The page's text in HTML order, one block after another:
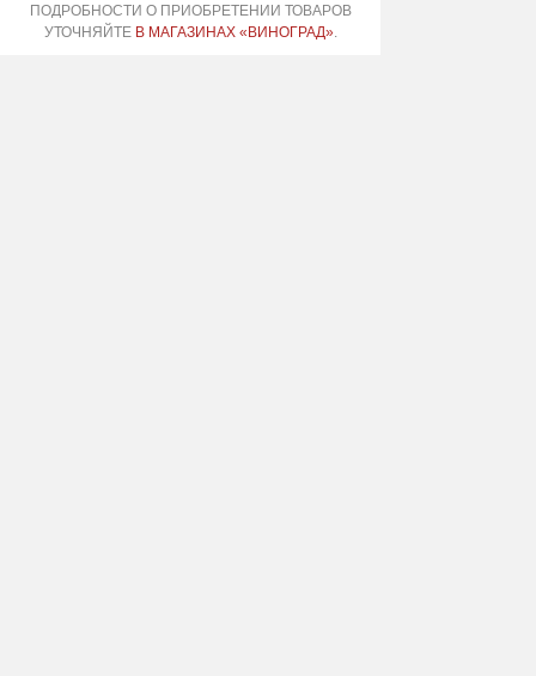
ПОДРОБНОСТИ О ПРИОБРЕТЕНИИ ТОВАРОВ
УТОЧНЯЙТЕ В МАГАЗИНАХ «ВИНОГРАД».